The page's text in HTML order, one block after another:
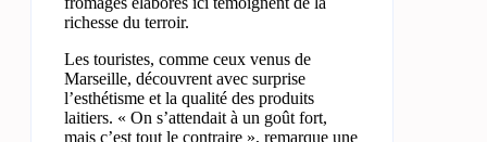
richesse du terroir.
Les touristes, comme ceux venus de
Marseille, découvrent avec surprise
l’esthétisme et la qualité des produits
laitiers. « On s’attendait à un goût fort,
mais c’est tout le contraire », remarque une